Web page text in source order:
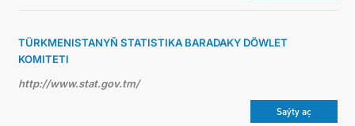
TÜRKMENISTANYŇ STATISTIKA BARADAKY DÖWLET
KOMITETI
http://www.stat.gov.tm/
Saýty aç